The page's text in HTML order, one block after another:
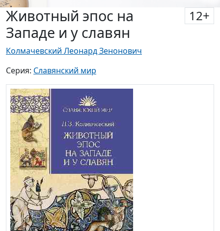
Животный эпос на
Западе и у славян
12+
Колмачевский Леонард Зенонович
Серия: Славянский мир